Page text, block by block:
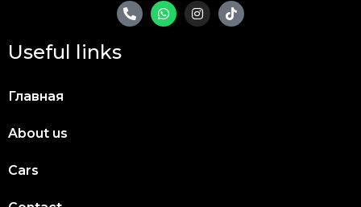
Useful links
Главная
About us
Cars